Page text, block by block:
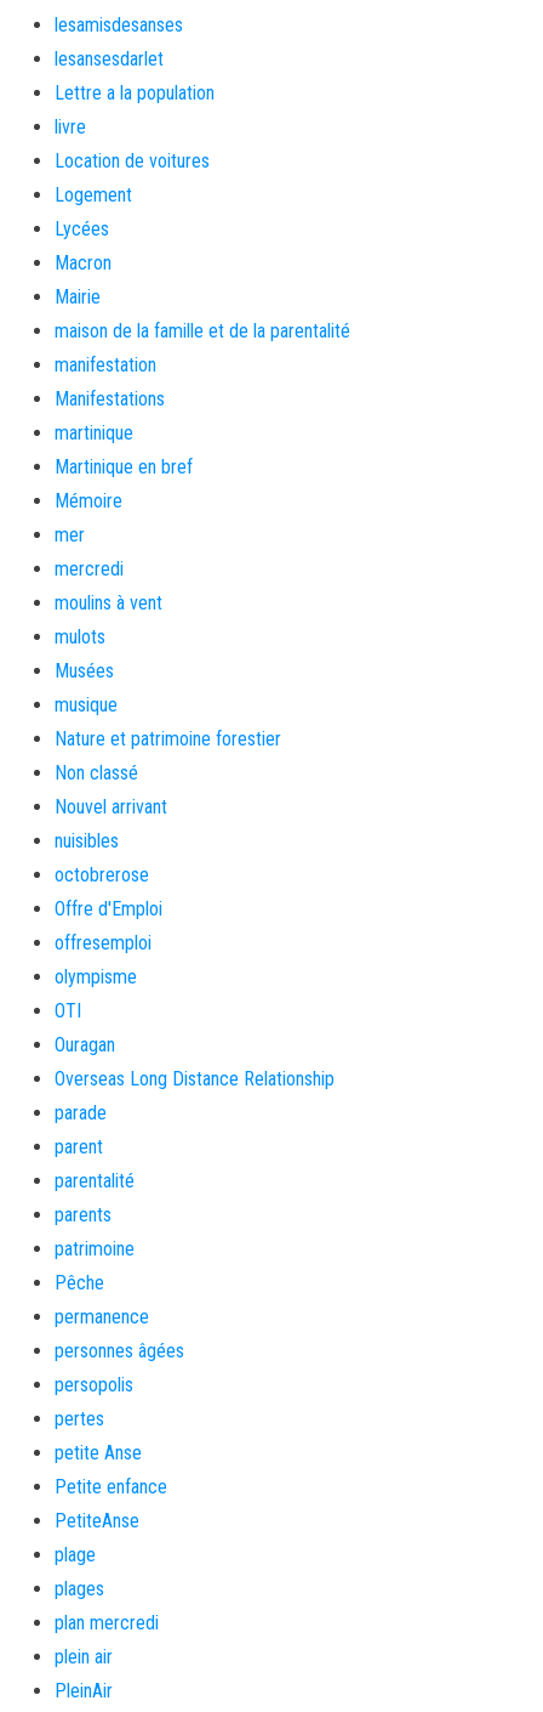
lesamisdesanses
lesansesdarlet
Lettre a la population
livre
Location de voitures
Logement
Lycées
Macron
Mairie
maison de la famille et de la parentalité
manifestation
Manifestations
martinique
Martinique en bref
Mémoire
mer
mercredi
moulins à vent
mulots
Musées
musique
Nature et patrimoine forestier
Non classé
Nouvel arrivant
nuisibles
octobrerose
Offre d'Emploi
offresemploi
olympisme
OTI
Ouragan
Overseas Long Distance Relationship
parade
parent
parentalité
parents
patrimoine
Pêche
permanence
personnes âgées
persopolis
pertes
petite Anse
Petite enfance
PetiteAnse
plage
plages
plan mercredi
plein air
PleinAir